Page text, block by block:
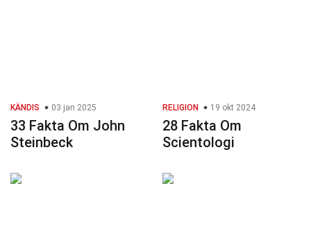
KÄNDIS 03 jan 2025
33 Fakta Om John
Steinbeck
RELIGION 19 okt 2024
28 Fakta Om
Scientologi